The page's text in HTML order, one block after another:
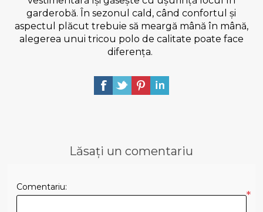
garderobă. În sezonul cald, când confortul și
aspectul plăcut trebuie să meargă mână în mână,
alegerea unui tricou polo de calitate poate face
diferența.
Lăsați un comentariu
Comentariu:
*